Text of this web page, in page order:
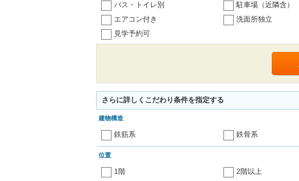
バス・トイレ別 駐車場（近隣含）
エアコン付き
洗面所独立
見学予約可
さらに詳しくこだわり条件を指定する
建物構造
鉄筋系 鉄骨系
位置
1階 2階以上